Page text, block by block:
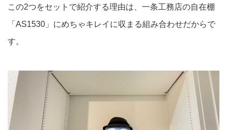
この2つをセットで紹介する理由は、一条工務店の自在棚
「AS1530」にめちゃキレイに収まる組み合わせだからで
す。